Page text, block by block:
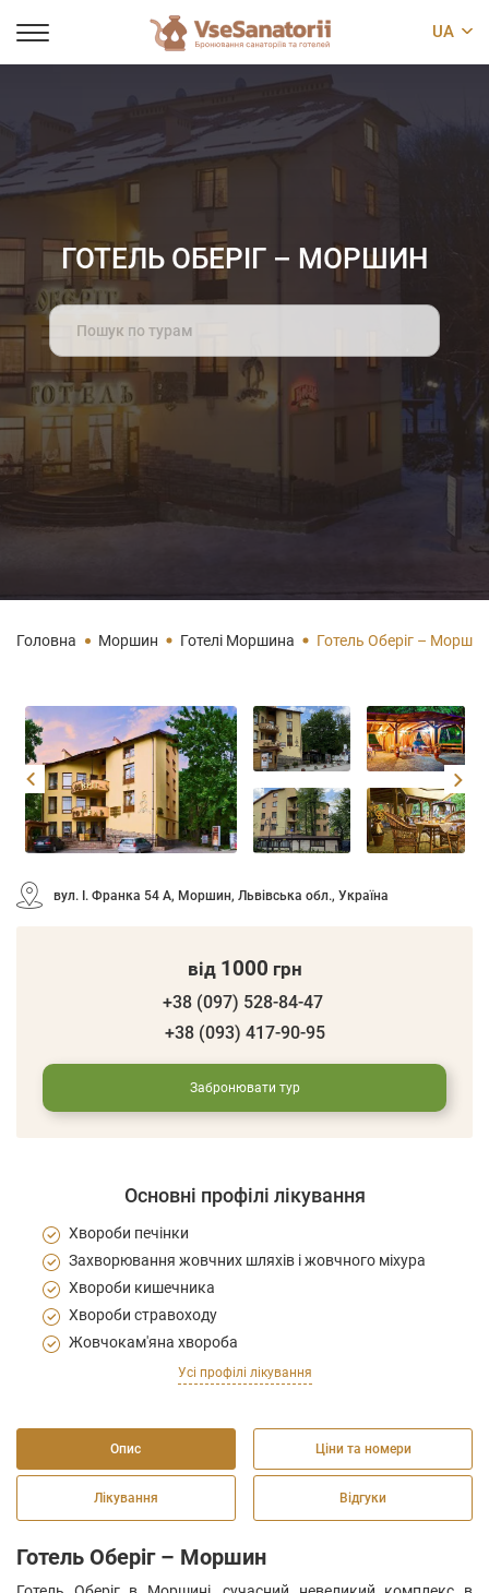
UA
ГОТЕЛЬ ОБЕРІГ – МОРШИН
Search
for:
Головна Моршин Готелі Моршина Готель Оберіг – Моршин
Опис Ціни та номери
Лікування Відгуки
Готель Оберіг – Моршин
вул. І. Франка 54 А, Моршин, Львівська обл., Україна
від 1000 грн
+38 (097) 528-84-47
+38 (093) 417-90-95
Забронювати тур
Основні профілі лікування
Хвороби печінки
Захворювання жовчних шляхів і жовчного міхура
Хвороби кишечника
Хвороби стравоходу
Жовчокам'яна хвороба
Усі профілі лікування